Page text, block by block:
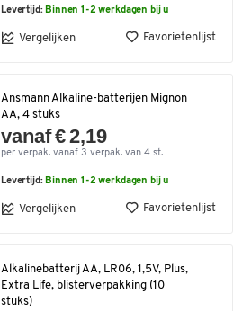
Levertijd:Binnen 1-2 werkdagen bij u
Vergelijken Favorietenlijst
Ansmann Alkaline-batterijen Mignon
AA, 4 stuks
vanaf € 2,19
per verpak. vanaf 3 verpak. van 4 st.
Levertijd:Binnen 1-2 werkdagen bij u
Vergelijken Favorietenlijst
Alkalinebatterij AA, LR06, 1,5V, Plus,
Extra Life, blisterverpakking (10
stuks)